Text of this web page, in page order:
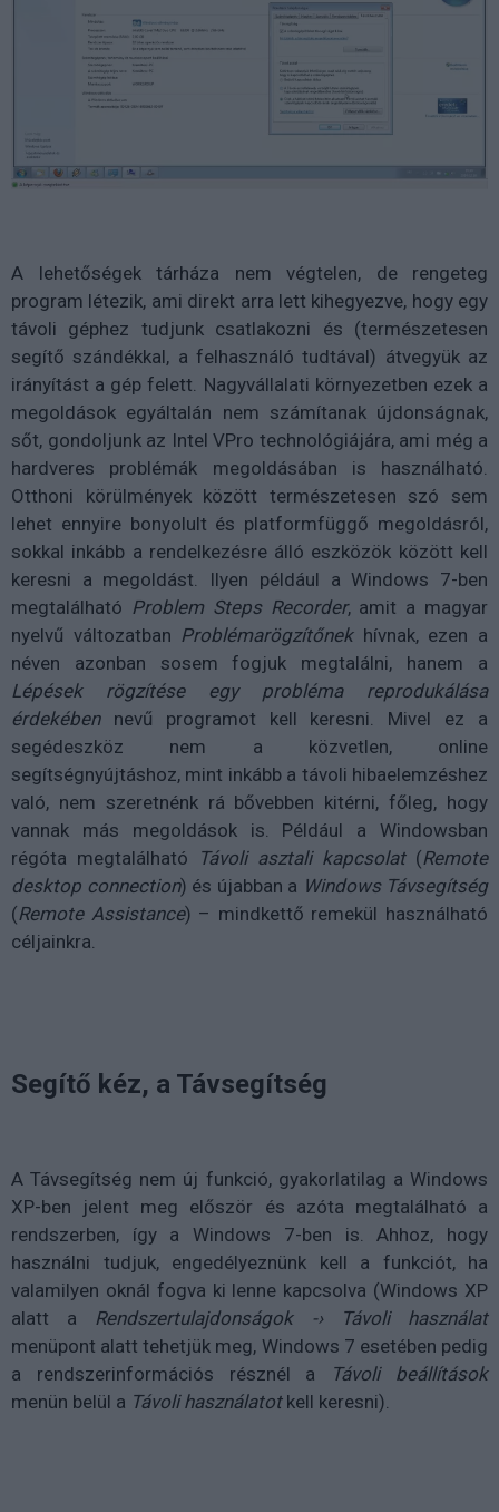
A lehetőségek tárháza nem végtelen, de rengeteg
program létezik, ami direkt arra lett kihegyezve, hogy egy
távoli géphez tudjunk csatlakozni és (természetesen
segítő szándékkal, a felhasználó tudtával) átvegyük az
irányítást a gép felett. Nagyvállalati környezetben ezek a
megoldások egyáltalán nem számítanak újdonságnak,
sőt, gondoljunk az Intel VPro technológiájára, ami még a
hardveres problémák megoldásában is használható.
Otthoni körülmények között természetesen szó sem
lehet ennyire bonyolult és platformfüggő megoldásról,
sokkal inkább a rendelkezésre álló eszközök között kell
keresni a megoldást. Ilyen például a Windows 7-ben
megtalálható Problem Steps Recorder, amit a magyar
nyelvű változatban Problémarögzítőnekhívnak, ezen a
néven azonban sosem fogjuk megtalálni, hanem a
Lépések rögzítése egy probléma reprodukálása
érdekében nevű programot kell keresni. Mivel ez a
segédeszköz nem a közvetlen, online
segítségnyújtáshoz, mint inkább a távoli hibaelemzéshez
való, nem szeretnénk rá bővebben kitérni, főleg, hogy
vannak más megoldások is. Például a Windowsban
régóta megtalálható
Távoli asztali kapcsolat(Remote
desktop connection) és újabban a Windows Távsegítség
(Remote Assistance) – mindkettő remekül használható
céljainkra.
Segítő kéz, a Távsegítség
A Távsegítség nem új funkció, gyakorlatilag a Windows
XP-ben jelent meg először és azóta megtalálható a
rendszerben, így a Windows 7-ben is. Ahhoz, hogy
használni tudjuk, engedélyeznünk kell a funkciót, ha
valamilyen oknál fogva ki lenne kapcsolva (Windows XP
alatt a Rendszertulajdonságok -› Távoli használat
menüpont alatt tehetjük meg, Windows 7 esetében pedig
a rendszerinformációs résznél a
Távoli beállítások
menün belül a Távoli használatotkell keresni).